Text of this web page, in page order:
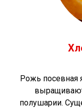
Рожь посевная
полушарии.